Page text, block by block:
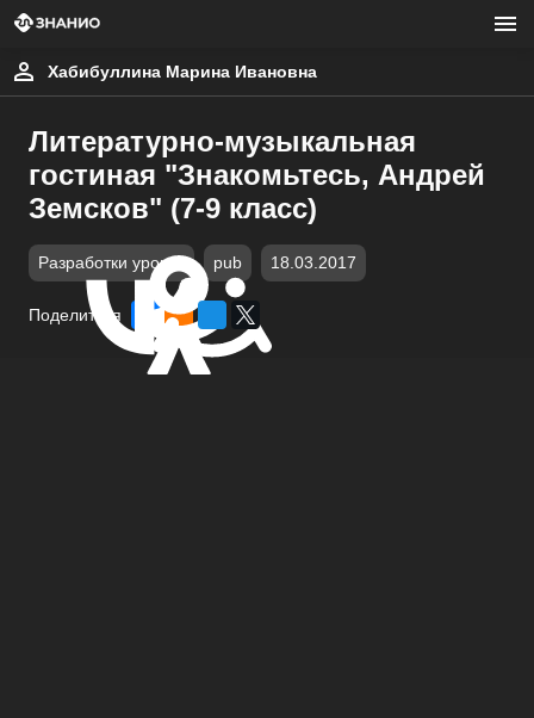
Хабибуллина Марина Ивановна
Литературно-музыкальная
гостиная "Знакомьтесь, Андрей
Земсков" (7-9 класс)
Разработки уроков pub 18.03.2017
Поделиться